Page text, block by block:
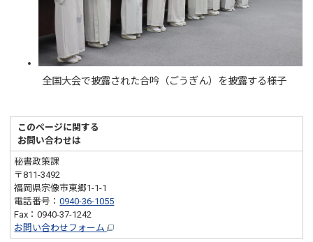
全国大会で披露された合吟（ごうぎん）を披露する様子
このページに関する
お問い合わせは
秘書政策課
〒811-3492
福岡県宗像市東郷1-1-1
電話番号：0940-36-1055
Fax：0940-37-1242
お問い合わせフォーム